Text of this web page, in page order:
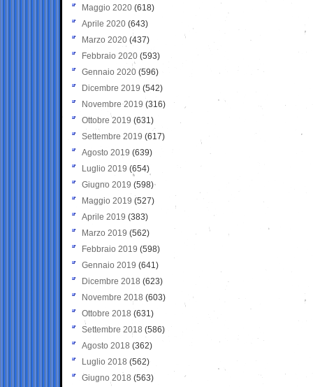
Maggio 2020 (618)
Aprile 2020 (643)
Marzo 2020 (437)
Febbraio 2020 (593)
Gennaio 2020 (596)
Dicembre 2019 (542)
Novembre 2019 (316)
Ottobre 2019 (631)
Settembre 2019 (617)
Agosto 2019 (639)
Luglio 2019 (654)
Giugno 2019 (598)
Maggio 2019 (527)
Aprile 2019 (383)
Marzo 2019 (562)
Febbraio 2019 (598)
Gennaio 2019 (641)
Dicembre 2018 (623)
Novembre 2018 (603)
Ottobre 2018 (631)
Settembre 2018 (586)
Agosto 2018 (362)
Luglio 2018 (562)
Giugno 2018 (563)